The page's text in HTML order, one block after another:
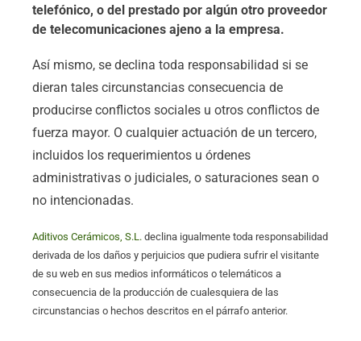
telefónico, o del prestado por algún otro proveedor
de telecomunicaciones ajeno a la empresa.
Así mismo, se declina toda responsabilidad si se
dieran tales circunstancias consecuencia de
producirse conflictos sociales u otros conflictos de
fuerza mayor. O cualquier actuación de un tercero,
incluidos los requerimientos u órdenes
administrativas o judiciales, o saturaciones sean o
no intencionadas.
Aditivos Cerámicos, S.L. declina igualmente toda responsabilidad
derivada de los daños y perjuicios que pudiera sufrir el visitante
de su web en sus medios informáticos o telemáticos a
consecuencia de la producción de cualesquiera de las
circunstancias o hechos descritos en el párrafo anterior.